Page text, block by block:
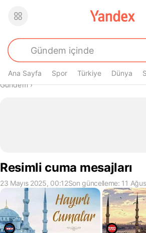
Ana Sayfa Spor Türkiye Dünya
Buradasın
Gündem›
Resimli cuma mesajları
23 Mayıs 2025, 00:12Son güncelleme: 11